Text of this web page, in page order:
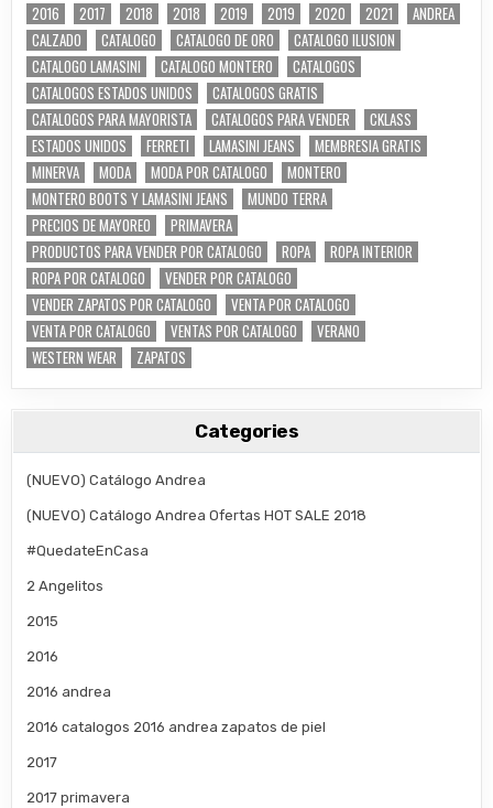
2016 2017 2018 2018 2019 2019 2020 2021
ANDREA
CALZADO
CATALOGO CATALOGO DE ORO
CATALOGO ILUSION
CATALOGO LAMASINI
CATALOGO MONTERO
CATALOGOS
CATALOGOS ESTADOS UNIDOS
CATALOGOS GRATIS
CATALOGOS PARA MAYORISTA
CATALOGOS PARA VENDER
CKLASS
ESTADOS UNIDOS
FERRETI LAMASINI JEANS
MEMBRESIA GRATIS
MINERVA
MODA MODA POR CATALOGO
MONTERO
MONTERO BOOTS Y LAMASINI JEANS
MUNDO TERRA
PRECIOS DE MAYOREO
PRIMAVERA
PRODUCTOS PARA VENDER POR CATALOGO
ROPA
ROPA INTERIOR
ROPA POR CATALOGO
VENDER POR CATALOGO
VENDER ZAPATOS POR CATALOGO
VENTA POR CATALOGO
VENTA POR CATALOGO
VENTAS POR CATALOGO
VERANO
WESTERN WEAR
ZAPATOS
Categories
(NUEVO) Catálogo Andrea
(NUEVO) Catálogo Andrea Ofertas HOT SALE 2018
#QuedateEnCasa
2 Angelitos
2015
2016
2016 andrea
2016 catalogos 2016 andrea zapatos de piel
2017
2017 primavera